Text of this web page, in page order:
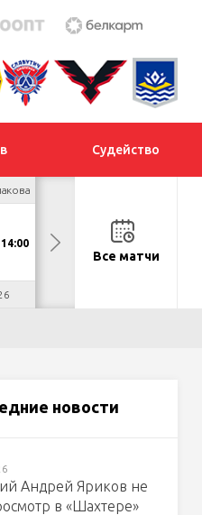
Судейство
14:00
ДНМ-ШИННИК
ТАЙФУНВсе матчи
новости
Андрей Яриков не
в «Шахтере»